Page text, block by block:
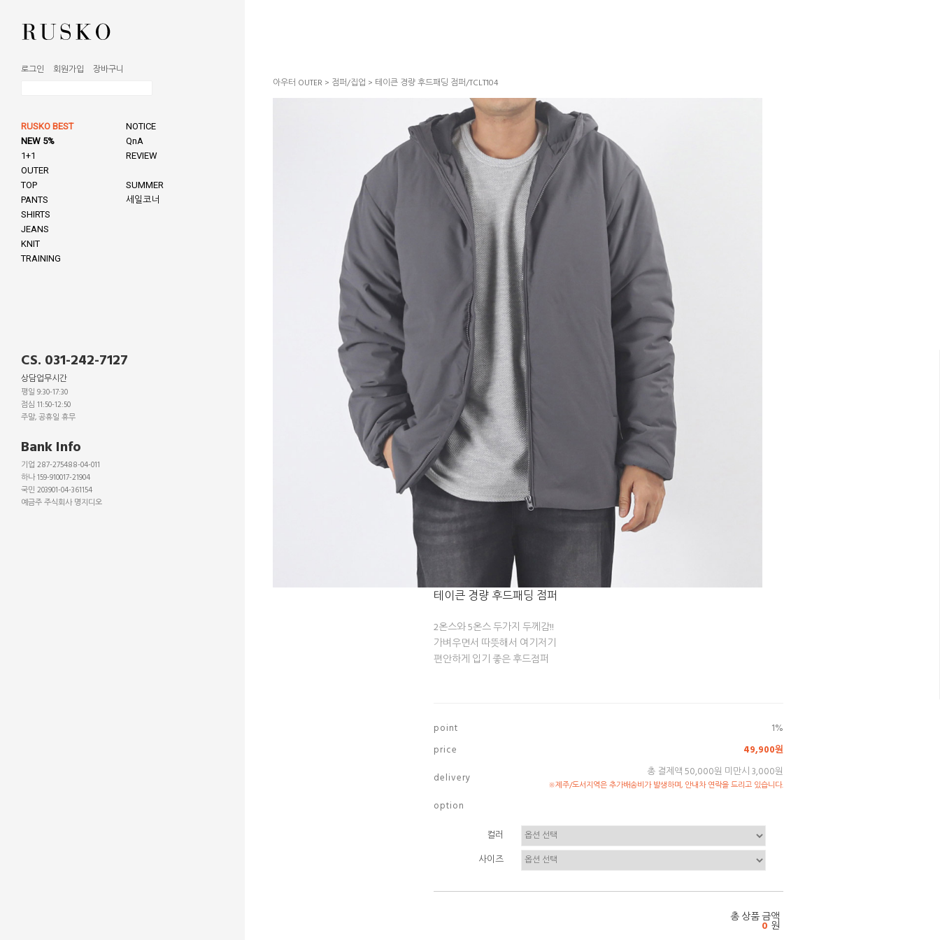
로그인 회원가입 장바구니
RUSKO BEST
NEW 5%
1+1
OUTER
TOP
PANTS
SHIRTS
JEANS
KNIT
TRAINING
NOTICE
QnA
REVIEW
SUMMER
세일코너
CS. 031-242-7127
상담업무시간
평일 9:30-17:30
점심 11:50-12:50
주말, 공휴일 휴무
Bank Info
기업 287-275488-04-011
하나 159-910017-21904
국민 203901-04-361154
예금주 주식회사 명지디오
아우터 OUTER > 점퍼/집업 > 테이큰 경량 후드패딩 점퍼/TCLT104
테이큰 경량 후드패딩 점퍼
2온스와 5온스 두가지 두께감!!
가벼우면서 따뜻해서 여기저기
편안하게 입기 좋은 후드점퍼
p o i n t
1%
p r i c e
49,900원
d e l i v e r y
총 결제액 50,000원 미만시 3,000원
※제주/도서지역은 추가배송비가 발생하며, 안내차 연락을 드리고 있습니다.
o p t i o n
컬러
사이즈
총 상품 금액
0 원